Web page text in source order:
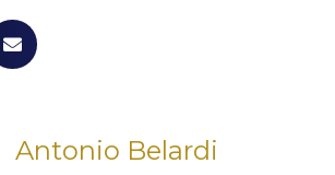
Antonio Belardi